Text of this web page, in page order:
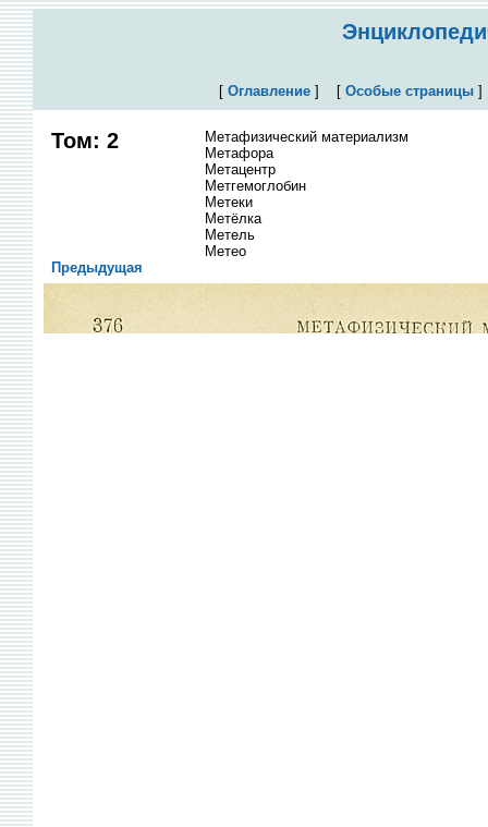
[ Оглавление] [ Особые страницы
Том: 2
Метафизический материализм
Метафора
Метацентр
Метгемоглобин
Метеки
Метёлка
Метель
Метео
Предыдущая